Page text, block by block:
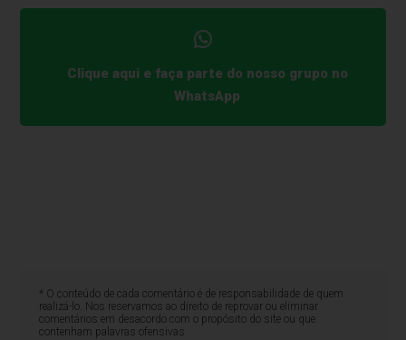
Clique aqui e faça parte do nosso grupo no
WhatsApp
* O conteúdo de cada comentário é de responsabilidade de quem
realizá-lo. Nos reservamos ao direito de reprovar ou eliminar
comentários em desacordo com o propósito do site ou que
contenham palavras ofensivas.